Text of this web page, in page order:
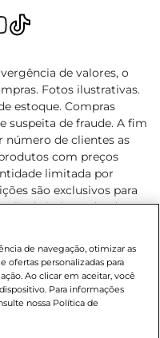
de valores, o
Fotos ilustrativas.
estoque. Compras
suspeita de fraude. A fim
número de clientes as
com preços
limitada por
são exclusivos para
dia de hoje, podendo
Proibida a venda
da Criança e do
exclusivos para o
alterações sem aviso
on-line é de R$
de navegação, otimizar as
ofertas personalizadas para
Ao clicar em aceitar, você
Para informações
nossa Política de